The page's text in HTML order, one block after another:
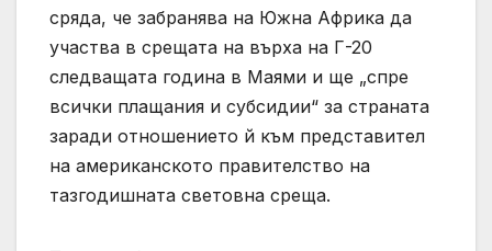
сряда, че забранява на Южна Африка да
участва в срещата на върха на Г-20
следващата година в Маями и ще „спре
всички плащания и субсидии“ за страната
заради отношението й към представител
на американското правителство на
тазгодишната световна среща.